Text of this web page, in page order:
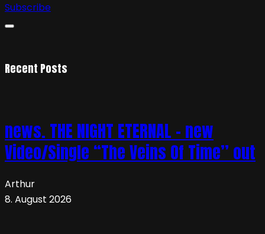
Subscribe
Recent Posts
news. THE NIGHT ETERNAL – new
Video/Single “The Veins Of Time” out
Arthur
8. August 2026